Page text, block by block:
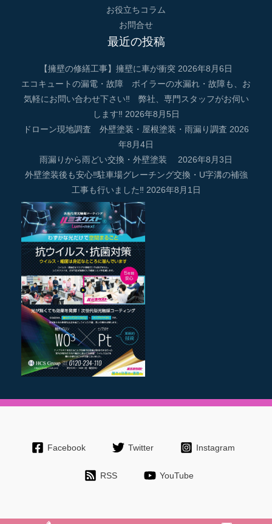
お役立ちコラム
お問合せ
最近の投稿
【擁壁の修繕工事】擁壁に車が衝突 2026年8月6日
エコキュートの漏電・故障 ボイラーの水漏れ・故障も、お
気軽にお問い合わせ下さい‼ 弊社、専門スタッフがお伺い
します‼ 2026年8月5日
ドローン現地調査 外壁塗装・屋根塗装・雨漏り調査 2026
年8月4日
雨漏りから雨どい交換・外壁塗装
2026年8月3日
外壁塗装後も安心‼駐車場グレーチング交換・U字溝の補強
工事も行いました‼ 2026年8月1日
Facebook Twitter Instagram
RSS YouTube